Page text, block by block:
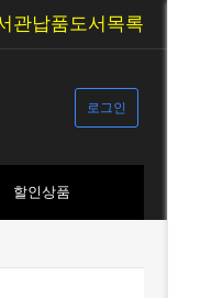
관납품도서목록
로그인
할인상품